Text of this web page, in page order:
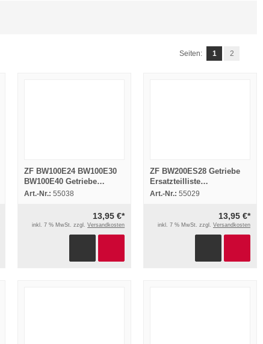
Seiten: 1 2
ZF BW100E24 BW100E30
BW100E40 Getriebe
Ersatzteilliste Spare Parts
Art.-Nr.: 55038
13,95 €*
inkl. 7 % MwSt. zzgl.Versandkosten
ZF BW200ES28 Getriebe
Ersatzteilliste
Ersatzteilkatalog Spare
Art.-Nr.: 55029
13,95 €*
inkl. 7 % MwSt. zzgl. Versandkosten